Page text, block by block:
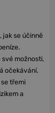
jak se účinně
možnosti,
očekávání.
třemi
a